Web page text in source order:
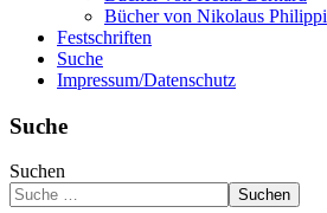
Bücher von Nikolaus Philippi
Festschriften
Suche
Impressum/Datenschutz
Suche
Suchen
Suchen